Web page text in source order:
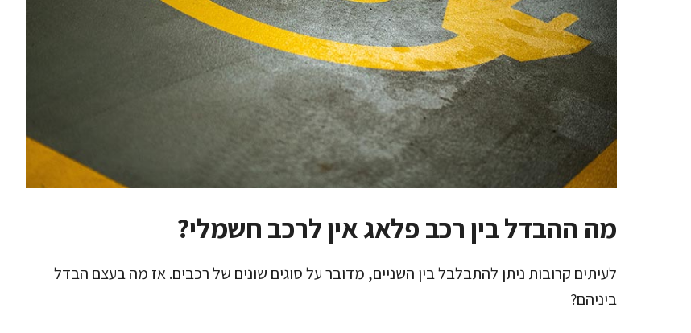
מה ההבדל בין רכב פלאג אין לרכב חשמלי?
לעיתים קרובות ניתן להתבלבל בין השניים, מדובר על סוגים שונים של רכבים. אז מה בעצם הבדל
ביניהם?